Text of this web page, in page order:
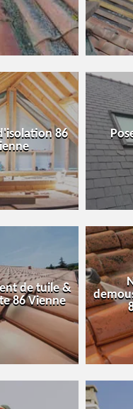
86
de tuile &
86 Vienne